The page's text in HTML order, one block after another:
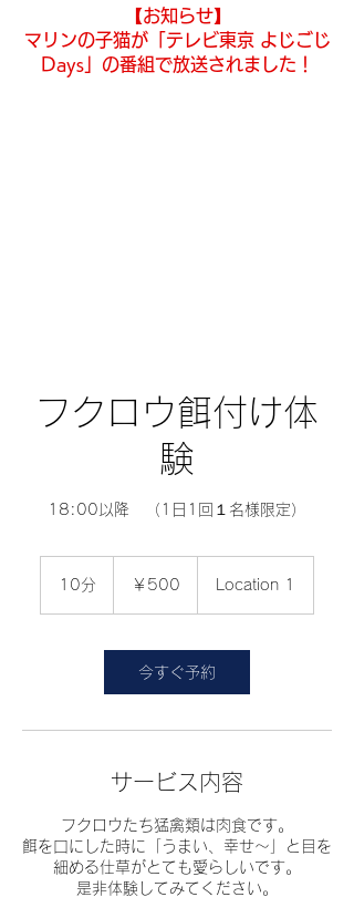
【お知らせ】
マリンの子猫が「テレビ東京 よじごじ
Days」の番組で放送されました！
フクロウ餌付け体
験
18:00以降 （1日1回１名様限定）
10分 ￥500 Location 1
今すぐ予約
サービス内容
フクロウたち猛禽類は肉食です。
餌を口にした時に「うまい、幸せ〜」と目を
細める仕草がとても愛らしいです。
是非体験してみてください。